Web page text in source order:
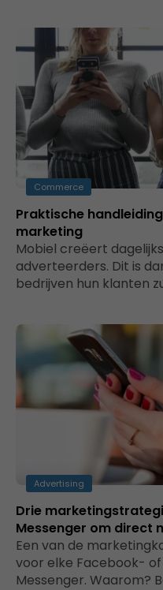
Commerce
Praktische
marketing
Mobiel creëert
adverteerders. Dit is
bedrijven hun klanten
Advertising
Drie
Messenger om direct
Een van de
voor elke Facebook-
Messenger. Waarom?